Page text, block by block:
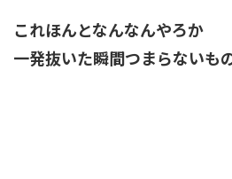
これほんとなんなんやろか
一発抜いた瞬間つまらないも